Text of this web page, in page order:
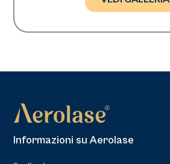
Informazioni su Aerolase